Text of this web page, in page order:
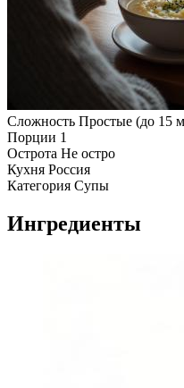
Сложность Простые (до 15
Порции 1
Острота Не остро
Кухня Россия
Категория Супы
Ингредиенты